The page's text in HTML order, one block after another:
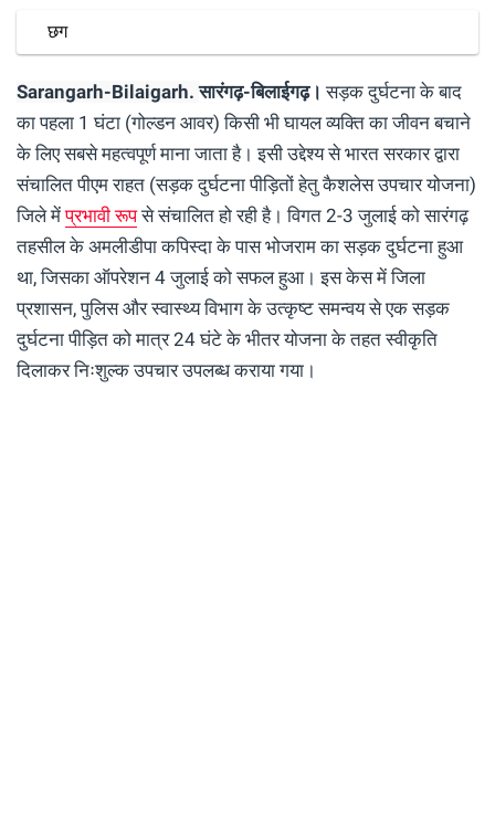
छग
Sarangarh-Bilaigarh.सारंगढ़-बिलाईगढ़।सड़क दुर्घटना के बाद
का पहला 1 घंटा (गोल्डन आवर) किसी भी घायल व्यक्ति का जीवन बचाने
के लिए सबसे महत्वपूर्ण माना जाता है। इसी उद्देश्य से भारत सरकार द्वारा
संचालित पीएम राहत (सड़क दुर्घटना पीड़ितों हेतु कैशलेस उपचार योजना)
जिले मेंप्रभावी रूपसे संचालित हो रही है। विगत 2-3 जुलाई को सारंगढ़
तहसील के अमलीडीपा कपिस्दा के पास भोजराम का सड़क दुर्घटना हुआ
था, जिसका ऑपरेशन 4 जुलाई को सफल हुआ। इस केस में जिला
प्रशासन, पुलिस और स्वास्थ्य विभाग के उत्कृष्ट समन्वय से एक सड़क
दुर्घटना पीड़ित को मात्र 24 घंटे के भीतर योजना के तहत स्वीकृति
दिलाकर निःशुल्क उपचार उपलब्ध कराया गया।